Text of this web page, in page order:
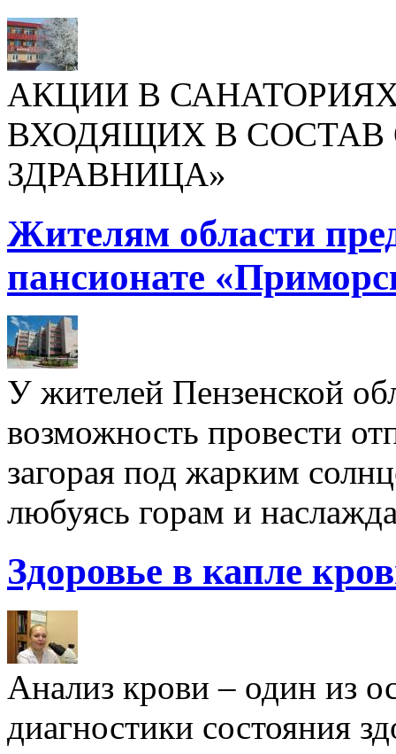
АКЦИИ В
ВХОДЯЩИХ В СОСТАВ
ЗДРАВНИЦА»
Жителям области
пансионате
У жителей Пензенской
возможность провести
загорая под жарким
любуясь горам и
Здоровье в капле
Анализ крови – один из
диагностики состояния